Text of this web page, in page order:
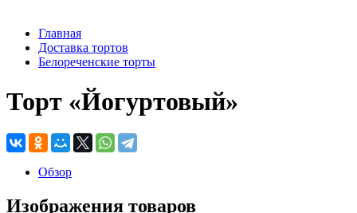
Главная
Доставка тортов
Белореченские торты
Торт «Йогуртовый»
Обзор
Изображения товаров